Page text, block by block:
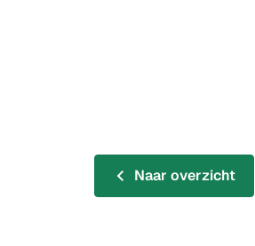
Naar overzicht